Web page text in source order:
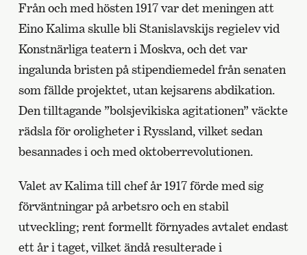
Från och med hösten 1917 var det meningen att
Eino Kalima skulle bli Stanislavskijs regielev vid
Konstnärliga teatern i Moskva, och det var
ingalunda bristen på stipendiemedel från senaten
som fällde projektet, utan kejsarens abdikation.
Den tilltagande ”bolsjevikiska agitationen” väckte
rädsla för oroligheter i Ryssland, vilket sedan
besannades i och med oktoberrevolutionen.
Valet av Kalima till chef år 1917 förde med sig
förväntningar på arbetsro och en stabil
utveckling; rent formellt förnyades avtalet endast
ett år i taget, vilket ändå resulterade i